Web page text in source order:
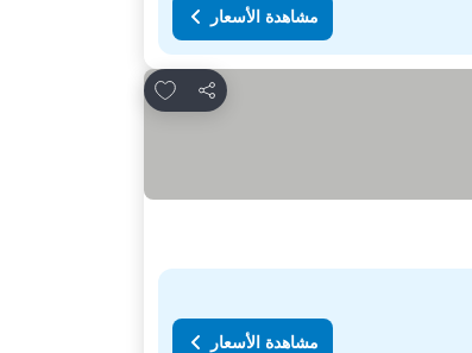
مشاهدة الأسعار
مشاركة
Add to favorites
مشاهدة الأسعار